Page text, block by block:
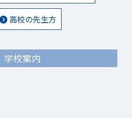
高校の先生方
学校案内